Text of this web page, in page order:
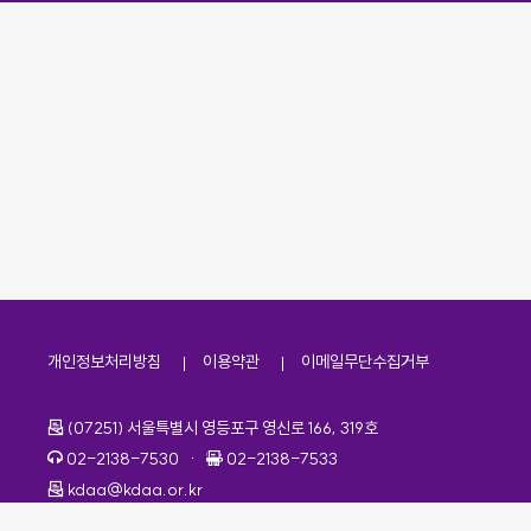
개인정보처리방침 이용약관 이메일무단수집거부
주소
(07251) 서울특별시 영등포구 영신로 166, 319호
전화번호
02-2138-7530 · 팩스번호
02-2138-7533
이메일
kdaa@kdaa.or.kr